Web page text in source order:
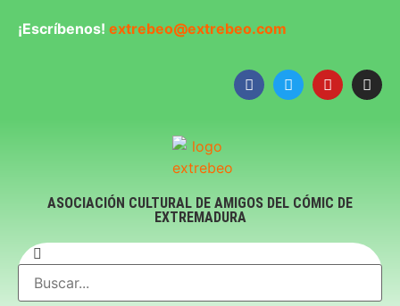
¡Escríbenos! extrebeo@extrebeo.com
ASOCIACIÓN CULTURAL DE AMIGOS DEL CÓMIC DE
EXTREMADURA